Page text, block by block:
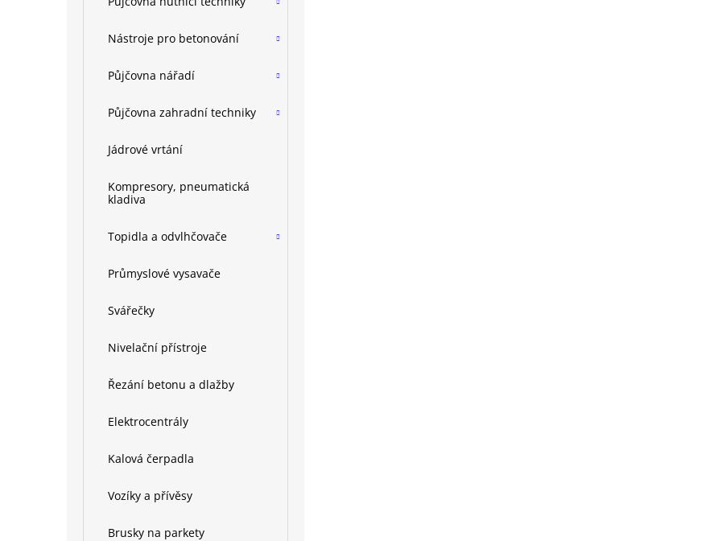
Nástroje pro betonování
Půjčovna nářadí
Půjčovna zahradní techniky
Jádrové vrtání
Kompresory, pneumatická
kladiva
Topidla a odvlhčovače
Průmyslové vysavače
Svářečky
Nivelační přístroje
Řezání betonu a dlažby
Elektrocentrály
Kalová čerpadla
Vozíky a přívěsy
Brusky na parkety